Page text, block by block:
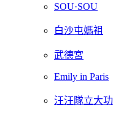
SOU·SOU
白沙屯媽祖
武德宮
Emily in Paris
汪汪隊立大功